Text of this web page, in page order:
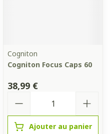
Cogniton
Cogniton Focus Caps 60
38,99 €
Ajouter au panier